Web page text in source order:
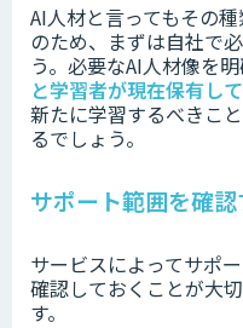
AI人材と言ってもその
のため、まずは自社で
う。必要なAI人材像を明
と学習者が現在保有し
新たに学習するべきこ
るでしょう。
サポート範囲を確認
サービスによってサポ
確認しておくことが大
す。